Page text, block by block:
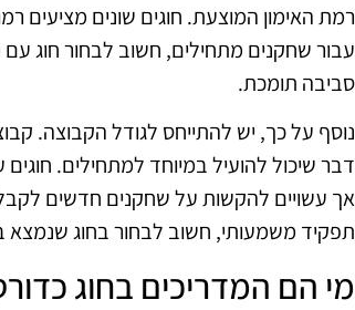
רמת האימון המוצעת. חוגים שונים מציעים
עבור שחקנים מתחילים, חשוב לבחור חוג עם
סביבה תומכת.
נוסף על כך, יש להתייחס לגודל הקבוצה.
דבר שיכול להועיל במיוחד למתחילים. חוגים
אך עשויים להקשות על שחקנים חדשים
תפקיד משמעותי, חשוב לבחור בחוג שנמצא
מי הם המדריכים בחוג